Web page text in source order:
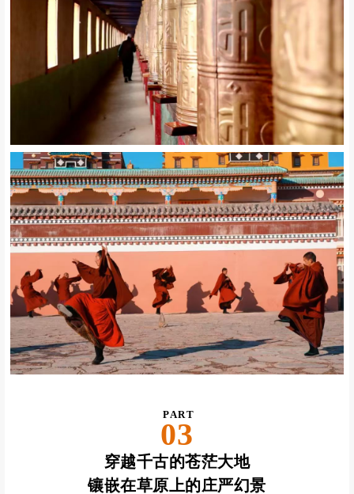
拥有“中国最大的连体佛殿建筑”
苍穹之下，佛已听见所有祈愿
沿着长长的转经廊走过
每一个装有活佛净点过的的转经筒